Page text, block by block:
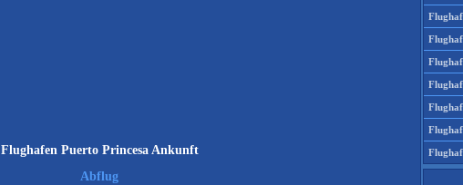
Flughafen Puerto Princesa Ankunft
Abflug